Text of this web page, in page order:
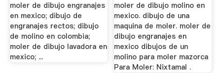
moler de dibujo engranajes
en mexico; dibujo de
engranajes rectos; dibujo
de molino en colombia;
moler de dibujo lavadora en
mexico; ...
moler de dibujo molino en
mexico. dibujo de una
maquina de moler. moler de
dibujo engranajes en
mexico dibujos de un
molino para moler mazorca
Para Moler: Nixtamal .